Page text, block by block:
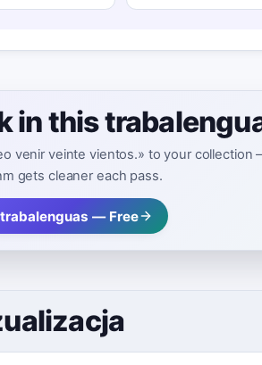
in this
venir veinte vientos.» to your
gets cleaner each pass.
— Free